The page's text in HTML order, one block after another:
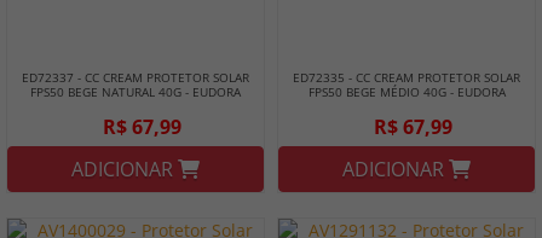
ED72337 - CC CREAM PROTETOR SOLAR
FPS50 BEGE NATURAL 40G - EUDORA
R$ 67,99
ADICIONAR
ED72335 - CC CREAM PROTETOR SOLAR
FPS50 BEGE MÉDIO 40G - EUDORA
R$ 67,99
ADICIONAR